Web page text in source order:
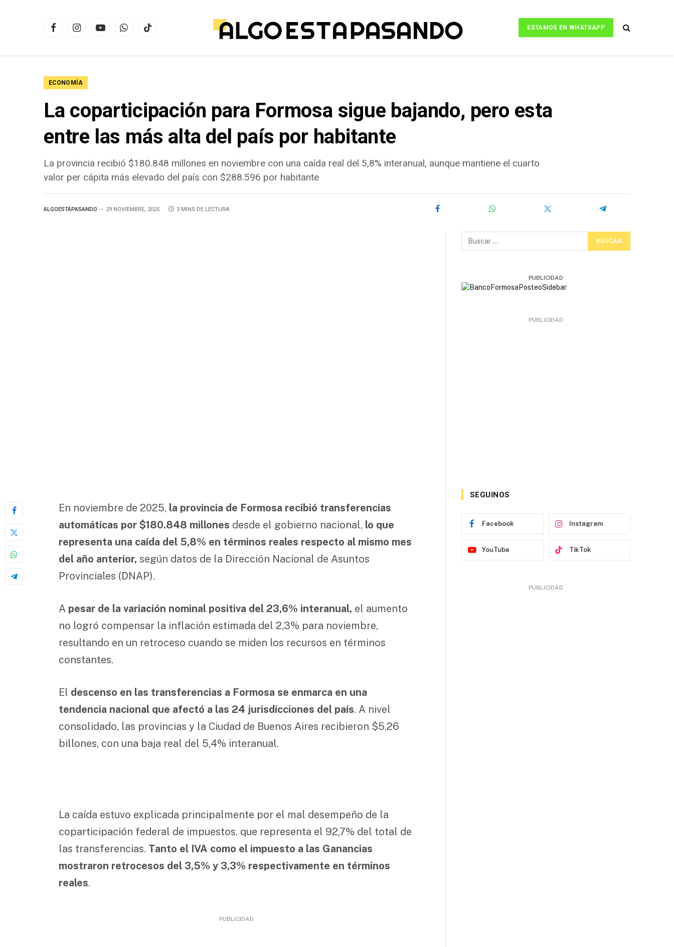
FacebookInstagramYouTubeWhatsAppTikTok
ESTAMOS EN WHATSAPP
ECONOMÍA
La coparticipación para Formosa sigue bajando, pero esta
entre las más alta del país por habitante
La provincia recibió $180.848 millones en noviembre con una caída real del 5,8% interanual, aunque mantiene el cuarto
valor per cápita más elevado del país con $288.596 por habitante
ALGOESTÁPASANDO 29 NOVIEMBRE, 2025 3 MINS DE LECTURA
En noviembre de 2025, la provincia de Formosa recibió transferencias
automáticas por $180.848 millones desde el gobierno nacional, lo que
representa una caída del 5,8% en términos reales respecto al mismo mes
del año anterior, según datos de la Dirección Nacional de Asuntos
Provinciales (DNAP).
A pesar de la variación nominal positiva del 23,6% interanual, el aumento
no logró compensar la inflación estimada del 2,3% para noviembre,
resultando en un retroceso cuando se miden los recursos en términos
constantes.
El descenso en las transferencias a Formosa se enmarca en una
tendencia nacional que afectó a las 24 jurisdicciones del país. A nivel
consolidado, las provincias y la Ciudad de Buenos Aires recibieron $5,26
billones, con una baja real del 5,4% interanual.
La caída estuvo explicada principalmente por el mal desempeño de la
coparticipación federal de impuestos, que representa el 92,7% del total de
las transferencias. Tanto el IVA como el impuesto a las Ganancias
mostraron retrocesos del 3,5% y 3,3% respectivamente en términos
reales.
PUBLICIDAD
PUBLICIDAD
PUBLICIDAD
SEGUINOS
Facebook Instagram
YouTube TikTok
PUBLICIDAD